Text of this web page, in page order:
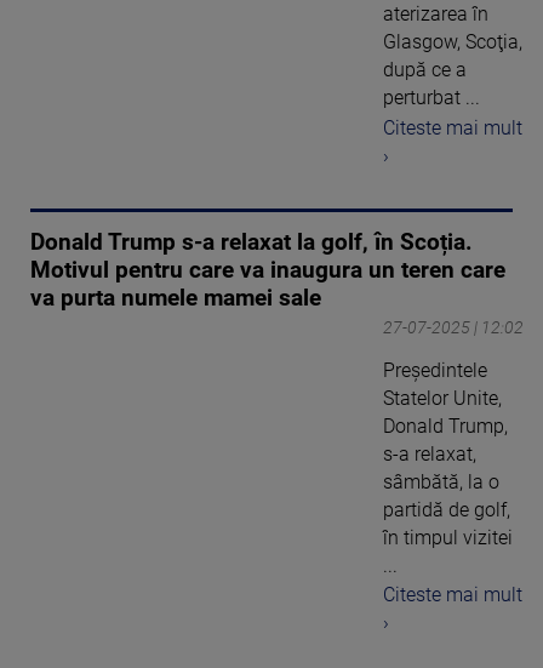
aterizarea în
Glasgow, Scoţia,
după ce a
perturbat ...
Citeste mai mult
›
Donald Trump s-a relaxat la golf, în Scoția.
Motivul pentru care va inaugura un teren care
va purta numele mamei sale
27-07-2025 | 12:02
Președintele
Statelor Unite,
Donald Trump,
s-a relaxat,
sâmbătă, la o
partidă de golf,
în timpul vizitei
...
Citeste mai mult
›